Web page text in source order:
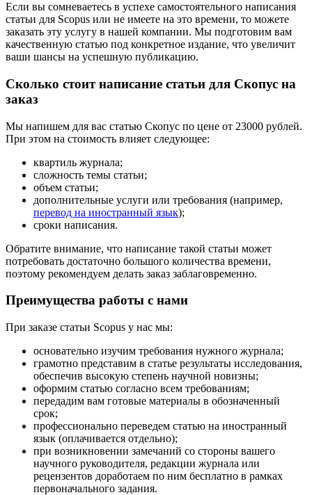
Если вы сомневаетесь в успехе самостоятельного написания
статьи для Scopus или не имеете на это времени, то можете
заказать эту услугу в нашей компании. Мы подготовим вам
качественную статью под конкретное издание, что увеличит
ваши шансы на успешную публикацию.
Сколько стоит написание статьи для Скопус на
заказ
Мы напишем для вас статью Скопус по цене от 23000 рублей.
При этом на стоимость влияет следующее:
квартиль журнала;
сложность темы статьи;
объем статьи;
дополнительные услуги или требования (например,
перевод на иностранный язык);
сроки написания.
Обратите внимание, что написание такой статьи может
потребовать достаточно большого количества времени,
поэтому рекомендуем делать заказ заблаговременно.
Преимущества работы с нами
При заказе статьи Scopus у нас мы:
основательно изучим требования нужного журнала;
грамотно представим в статье результаты исследования,
обеспечив высокую степень научной новизны;
оформим статью согласно всем требованиям;
передадим вам готовые материалы в обозначенный
срок;
профессионально переведем статью на иностранный
язык (оплачивается отдельно);
при возникновении замечаний со стороны вашего
научного руководителя, редакции журнала или
рецензентов доработаем по ним бесплатно в рамках
первоначального задания.